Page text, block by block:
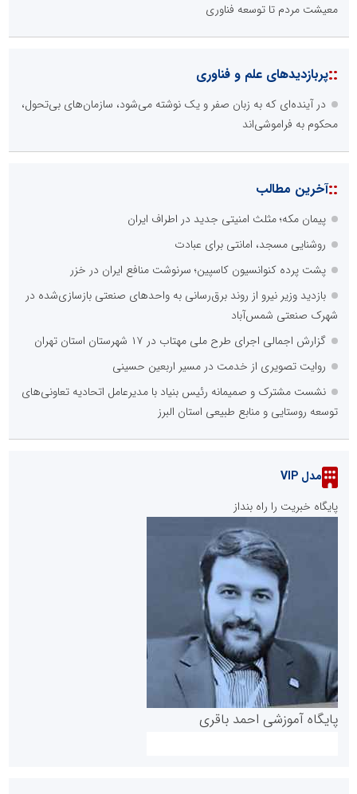
معیشت مردم تا توسعه فناوری
::پربازدیدهای علم و فناوری
در آینده‌ای که به زبان صفر و یک نوشته می‌شود، سازمان‌های بی‌تحول،
محکوم به فراموشی‌اند
::آخرین مطالب
پیمان مکه؛ مثلث امنیتی جدید در اطراف ایران
روشنایی مسجد، امانتی برای عبادت
پشت پرده کنوانسیون کاسپین؛ سرنوشت منافع ایران در خزر
بازدید وزیر نیرو از روند برق‌رسانی به واحدهای صنعتی بازسازی‌شده در
شهرک صنعتی شمس‌آباد
گزارش اجمالی اجرای طرح ملی مهتاب در ۱۷ شهرستان استان تهران
روایت تصویری از خدمت در مسیر اربعین حسینی
نشست مشترک و صمیمانه رئیس بنیاد با مدیرعامل اتحادیه تعاونی‌های
توسعه روستایی و منابع طبیعی استان البرز
مدل VIP
پایگاه خبریت را راه بنداز
پایگاه آموزشی احمد باقری